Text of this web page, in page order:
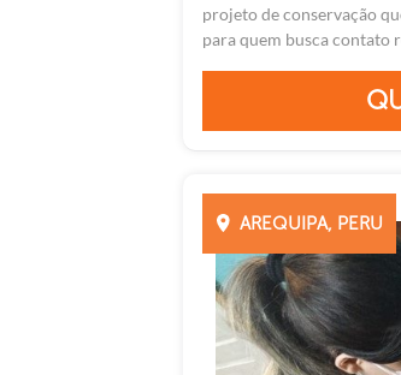
projeto de conservação
para quem busca contato
AREQUIPA, PERU